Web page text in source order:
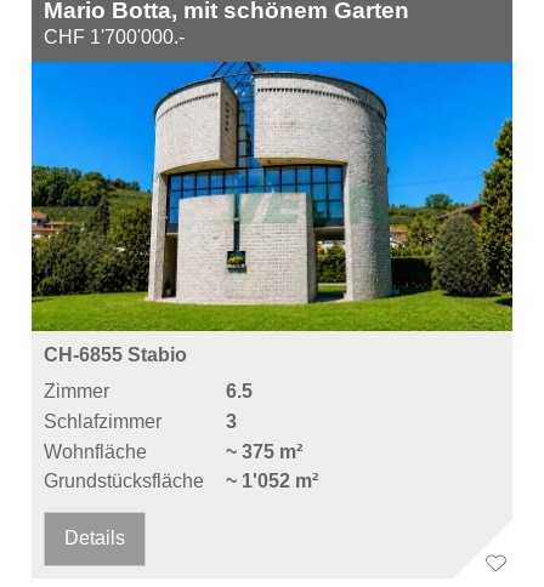
Mario Botta, mit schönem Garten
CHF 1'700'000.-
CH-6855 Stabio
Zimmer
6.5
Schlafzimmer
3
Wohnfläche
~ 375 m²
Grundstücksfläche
~ 1'052 m²
Details